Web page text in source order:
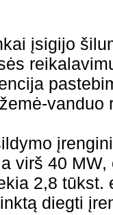
įsigijo
vanduo
virš 40
2,8 tūkst.
diegti